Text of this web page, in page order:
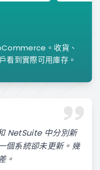
。收貨、
看到實際可用庫存。
NetSuite 中分別新
個系統卻未更新。幾
。